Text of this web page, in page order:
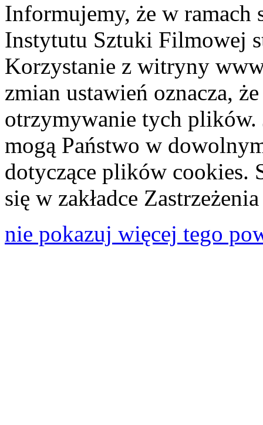
Informujemy, że w ramach
Instytutu Sztuki Filmowej
Korzystanie z witryny
zmian ustawień oznacza,
otrzymywanie tych plików.
mogą Państwo w
dotyczące plików cookies.
się w zakładce
nie pokazuj więcej tego